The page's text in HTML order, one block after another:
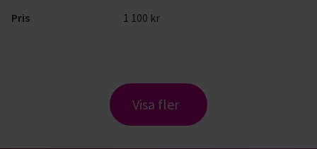
Pris
1 100 kr
Visa fler